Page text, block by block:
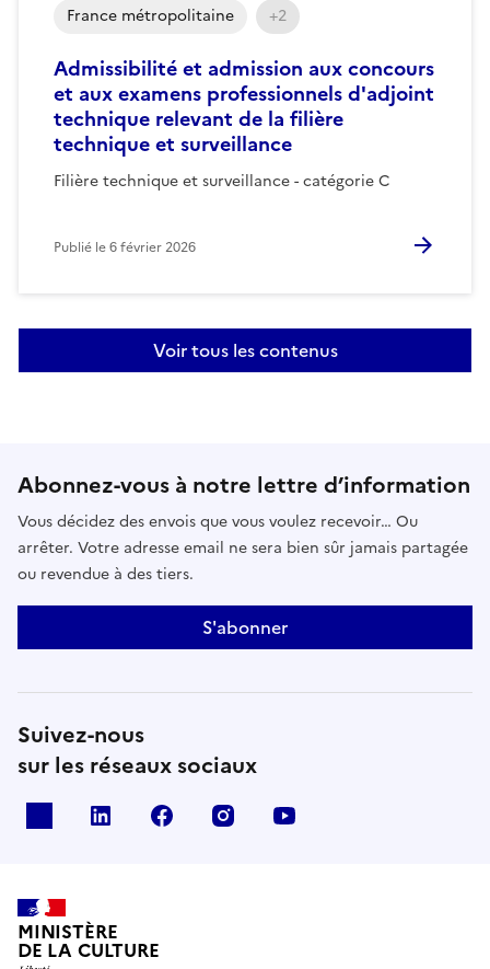
Admissibilité et admission aux concours
et aux examens professionnels d'adjoint
technique relevant de la filière
technique et surveillance
Filière technique et surveillance - catégorie C
France métropolitaine +2
Publié le6 février 2026
Voir tous les contenus
Abonnez-vous à notre lettre d’information
Vous décidez des envois que vous voulez recevoir… Ou
arrêter. Votre adresse email ne sera bien sûr jamais partagée
ou revendue à des tiers.
S'abonner
Suivez-nous
sur les réseaux sociaux
linkedin facebook instagram
MINISTÈRE
DE LA CULTURE